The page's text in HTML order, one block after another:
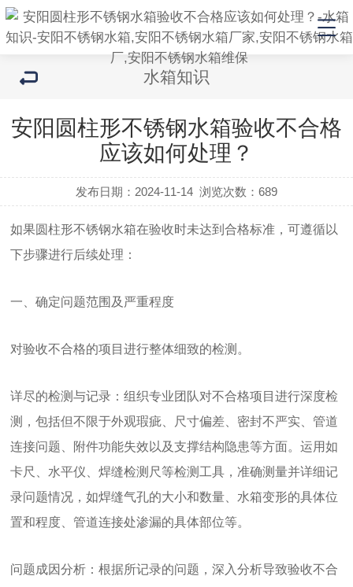
水箱知识
安阳圆柱形不锈钢水箱验收不合格
应该如何处理？
发布日期：2024-11-14 浏览次数：689
如果圆柱形不锈钢水箱在验收时未达到合格标准，可遵循以
下步骤进行后续处理：
一、确定问题范围及严重程度
对验收不合格的项目进行整体细致的检测。
详尽的检测与记录：组织专业团队对不合格项目进行深度检
测，包括但不限于外观瑕疵、尺寸偏差、密封不严实、管道
连接问题、附件功能失效以及支撑结构隐患等方面。运用如
卡尺、水平仪、焊缝检测尺等检测工具，准确测量并详细记
录问题情况，如焊缝气孔的大小和数量、水箱变形的具体位
置和程度、管道连接处渗漏的具体部位等。
问题成因分析：根据所记录的问题，深入分析导致验收不合